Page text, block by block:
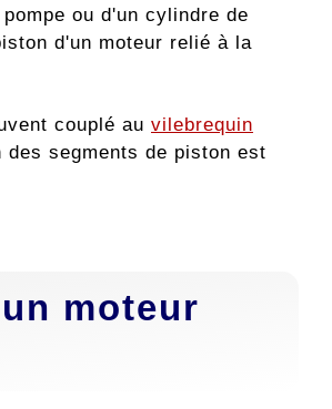
ou d'un cylindre de
d'un moteur relié à la
couplé au vilebrequin
segments de piston est
moteur